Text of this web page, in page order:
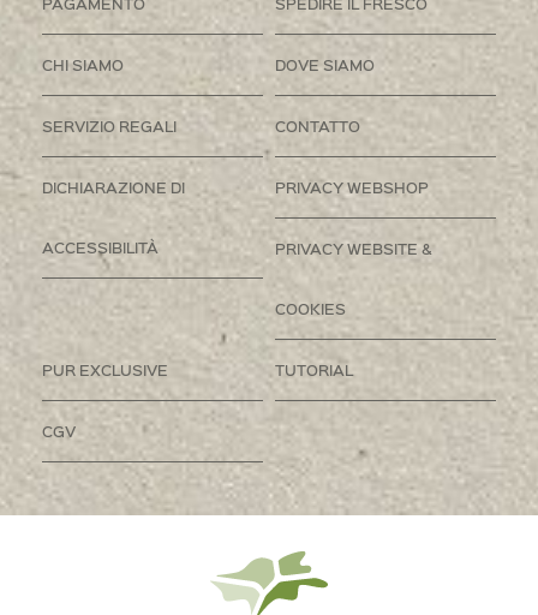
CHI SIAMO DOVE SIAMO
SERVIZIO REGALI CONTATTO
DICHIARAZIONE DI
ACCESSIBILITÀ
PRIVACY WEBSHOP
PRIVACY WEBSITE &
COOKIES
PUR EXCLUSIVE TUTORIAL
CGV